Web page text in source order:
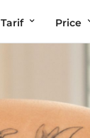
Tarif Price